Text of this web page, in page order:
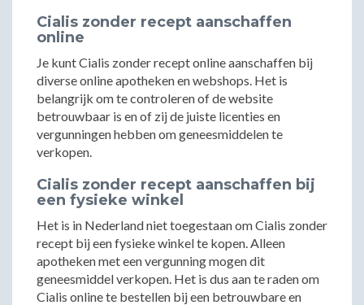
Cialis zonder recept aanschaffen
online
Je kunt Cialis zonder recept online aanschaffen bij
diverse online apotheken en webshops. Het is
belangrijk om te controleren of de website
betrouwbaar is en of zij de juiste licenties en
vergunningen hebben om geneesmiddelen te
verkopen.
Cialis zonder recept aanschaffen bij
een fysieke winkel
Het is in Nederland niet toegestaan om Cialis zonder
recept bij een fysieke winkel te kopen. Alleen
apotheken met een vergunning mogen dit
geneesmiddel verkopen. Het is dus aan te raden om
Cialis online te bestellen bij een betrouwbare en